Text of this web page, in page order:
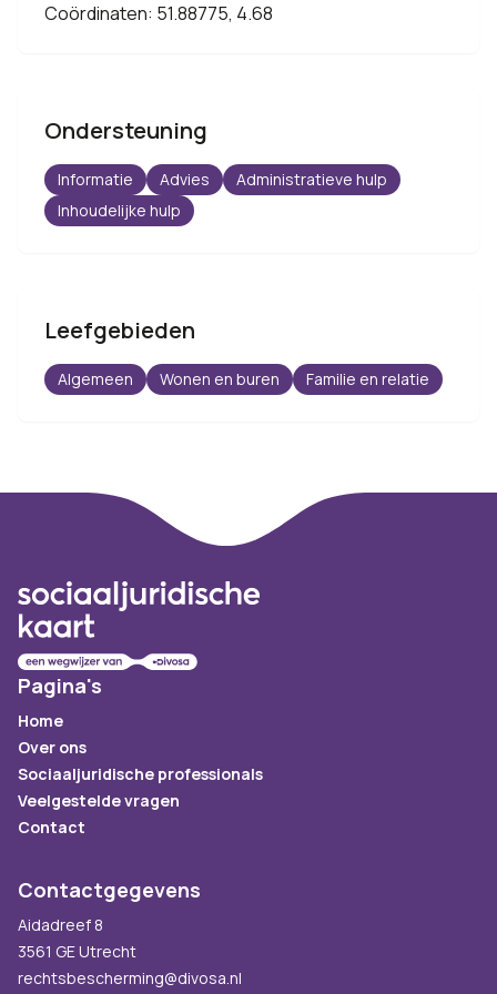
Coördinaten: 51.88775, 4.68
Ondersteuning
Informatie Advies
Administratieve hulp
Inhoudelijke hulp
Leefgebieden
Algemeen Wonen en buren Familie en relatie
Pagina's
Home
Over ons
Sociaaljuridische professionals
Veelgestelde vragen
Contact
Contactgegevens
Aidadreef 8
3561 GE Utrecht
rechtsbescherming@divosa.nl